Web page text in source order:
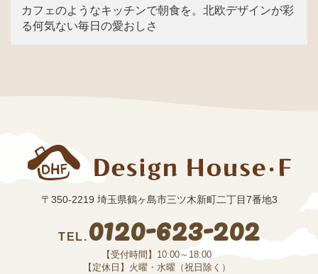
カフェのようなキッチンで朝食を。北欧デザインが彩
る何気ない毎日の愛おしさ
〒350-2219 埼玉県鶴ヶ島市三ツ木新町二丁目7番地3
TEL. 0120-623-202
【受付時間】10:00～18:00
【定休日】火曜・水曜（祝日除く）